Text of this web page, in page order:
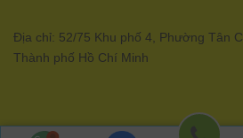
Địa chỉ: 52/75 Khu phố 4, Phường Tân
Thành phố Hồ Chí Minh